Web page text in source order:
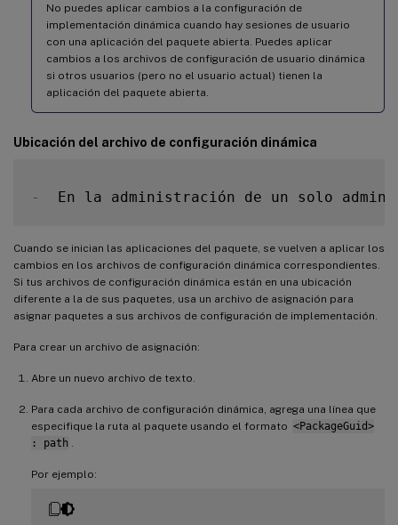
No puedes aplicar cambios a la configuración de
implementación dinámica cuando hay sesiones de usuario
con una aplicación del paquete abierta. Puedes aplicar
cambios a los archivos de configuración de usuario dinámica
si otros usuarios (pero no el usuario actual) tienen la
aplicación del paquete abierta.
Ubicación del archivo de configuración dinámica
-
En la administración de un solo
Cuando se inician las aplicaciones del paquete, se vuelven a aplicar los
cambios en los archivos de configuración dinámica correspondientes.
Si tus archivos de configuración dinámica están en una ubicación
diferente a la de sus paquetes, usa un archivo de asignación para
asignar paquetes a sus archivos de configuración de implementación.
Para crear un archivo de asignación:
Abre un nuevo archivo de texto.
Para cada archivo de configuración dinámica, agrega una línea que
especifique la ruta al paquete usando el formato <PackageGuid>
: path
Por ejemplo: